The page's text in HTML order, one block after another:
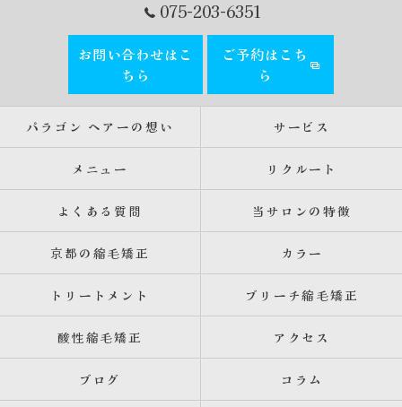
075-203-6351
お問い合わせはこ
ちら
ご予約はこち
ら
パラゴン ヘアーの想い サービス
メニュー リクルート
よくある質問 当サロンの特徴
京都の縮毛矯正 カラー
トリートメント ブリーチ縮毛矯正
酸性縮毛矯正 アクセス
ブログ コラム